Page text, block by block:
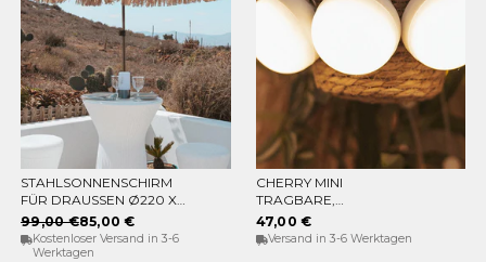
IN DEN WARENKORB
STAHLSONNENSCHIRM
FÜR DRAUSSEN Ø220 X 2
30CM
99,00 €85,00 €
Kostenloser Versand in 3-6
Werktagen
IN DEN WARENKORB
CHERRY MINI
TRAGBARE,
WIEDERAUFLADBARE
GLÜHBIRNE (PACKUNG
47,00 €
Versand in 3-6 Werktagen